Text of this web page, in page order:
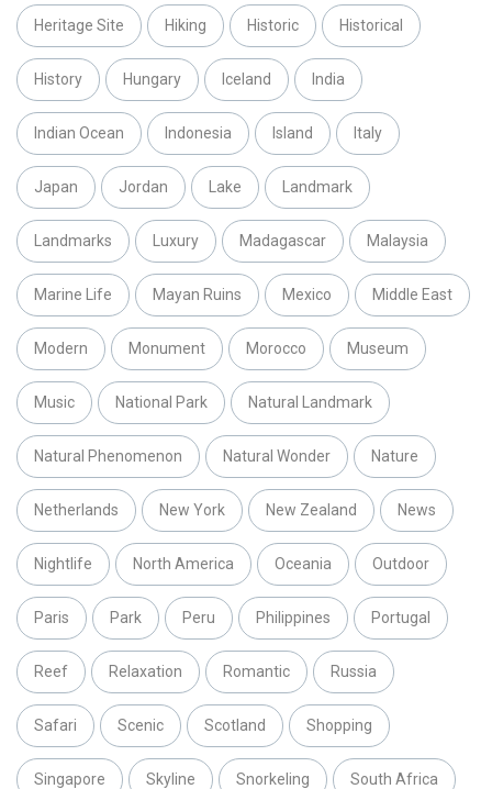
Heritage Site Hiking Historic Historical
History Hungary Iceland India
Indian Ocean Indonesia Island Italy
Japan Jordan Lake Landmark
Landmarks Luxury Madagascar Malaysia
Marine Life Mayan Ruins Mexico Middle East
Modern Monument Morocco Museum
Music National Park Natural Landmark
Natural Phenomenon Natural Wonder Nature
Netherlands New York New Zealand News
Nightlife North America Oceania Outdoor
Paris Park Peru Philippines Portugal
Reef Relaxation Romantic Russia
Safari Scenic Scotland Shopping
Singapore Skyline Snorkeling South Africa